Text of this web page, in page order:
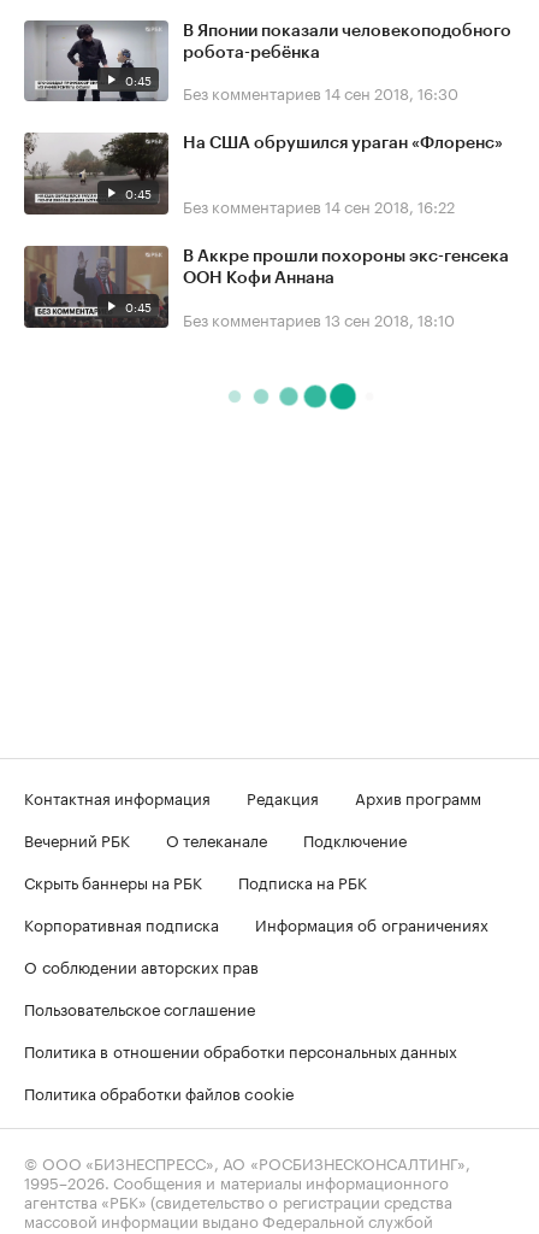
0:45
В Японии показали человекоподобного
робота-ребёнка
Без комментариев 14 сен 2018, 16:30
0:45
На США обрушился ураган «Флоренс»
Без комментариев 14 сен 2018, 16:22
0:45
В Аккре прошли похороны экс-генсека
ООН Кофи Аннана
Без комментариев 13 сен 2018, 18:10
Контактная информация Редакция
Архив программ
Вечерний РБК
О телеканале
Подключение
Скрыть баннеры на РБК
Подписка на РБК
Корпоративная подписка
Информация об ограничениях
О соблюдении авторских прав
Пользовательское соглашение
Политика в отношении обработки персональных данных
Политика обработки файлов cookie
© ООО «БИЗНЕСПРЕСС», АО «РОСБИЗНЕСКОНСАЛТИНГ»,
1995–2026 . Сообщения и материалы информационного
агентства «РБК» (свидетельство о регистрации средства
массовой информации выдано Федеральной службой